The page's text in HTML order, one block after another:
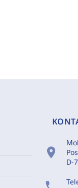
location_on
D-